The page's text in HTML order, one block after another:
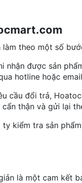
theo một số
nhận được sản
hotline hoặc
cầu đổi trả,
thận và gửi lại
ty kiểm tra sản
là một cam kết